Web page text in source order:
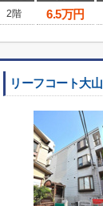
2階
6.5万円
リーフコート大山